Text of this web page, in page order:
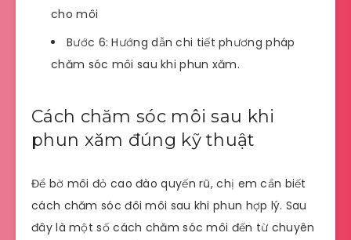
cho môi
Bước 6: Hướng dẫn chi tiết phương pháp
chăm sóc môi sau khi phun xăm.
Cách chăm sóc môi sau khi
phun xăm đúng kỹ thuật
Để bờ môi đỏ cao đào quyến rũ, chị em cần biết
cách chăm sóc đôi môi sau khi phun hợp lý. Sau
đây là một số cách chăm sóc môi đến từ chuyên